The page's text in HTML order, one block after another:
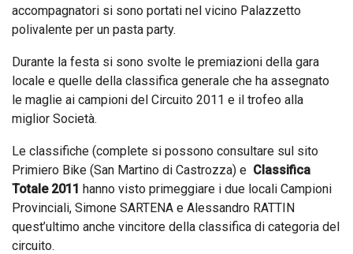
accompagnatori si sono portati nel vicino Palazzetto
polivalente per un pasta party.
Durante la festa si sono svolte le premiazioni della gara
locale e quelle della classifica generale che ha assegnato
le maglie ai campioni del Circuito 2011 e il trofeo alla
miglior Società.
Le classifiche (complete si possono consultare sul sito
Primiero Bike (San Martino di Castrozza) e Classifica
Totale 2011 hanno visto primeggiare i due locali Campioni
Provinciali, Simone SARTENA e Alessandro RATTIN
quest’ultimo anche vincitore della classifica di categoria del
circuito.